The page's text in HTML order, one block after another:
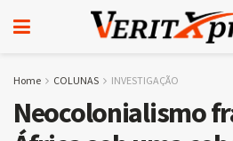
Home COLUNAS INVESTIGAÇÃO
Neocolonialismo